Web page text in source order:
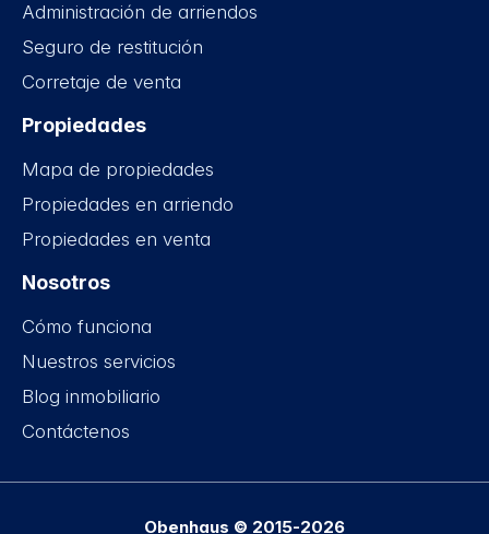
Administración de arriendos
Seguro de restitución
Corretaje de venta
Propiedades
Mapa de propiedades
Propiedades en arriendo
Propiedades en venta
Nosotros
Cómo funciona
Nuestros servicios
Blog inmobiliario
Contáctenos
Obenhaus © 2015-2026